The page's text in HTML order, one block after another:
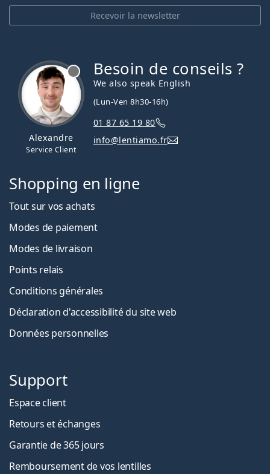
Recevoir la newsletter
Alexandre
Service Client
Besoin de conseils ?
We also speak English
(Lun-Ven 8h30-16h)
01 87 65 19 80
info@lentiamo.fr
Shopping en ligne
Tout sur vos achats
Modes de paiement
Modes de livraison
Points relais
Conditions générales
Déclaration d'accessibilité du site web
Données personnelles
Support
Espace client
Retours et échanges
Garantie de 365 jours
Remboursement de vos lentilles